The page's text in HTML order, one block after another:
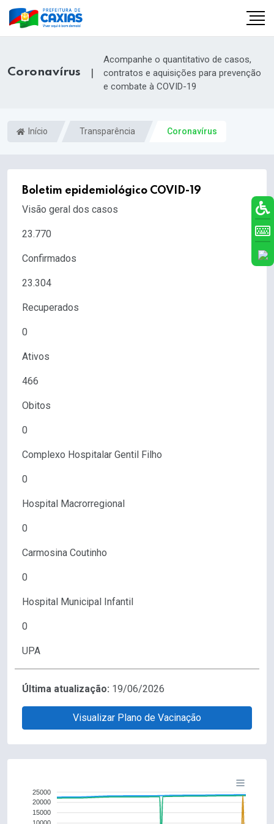
Coronavírus |
Acompanhe o quantitativo de casos,
contratos e aquisições para prevenção
e combate à COVID-19
Início Transparência Coronavírus
Boletim epidemiológico COVID-19
Visão geral dos casos
23.770
Confirmados
23.304
Recuperados
0
Ativos
466
Obitos
0
Complexo Hospitalar Gentil Filho
0
Hospital Macrorregional
0
Carmosina Coutinho
0
Hospital Municipal Infantil
0
UPA
Última atualização: 19/06/2026
Visualizar Plano de Vacinação
25000
20000
15000